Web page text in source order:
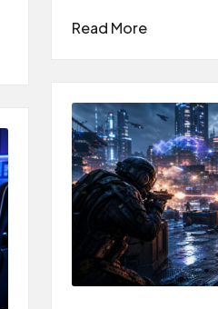
Read More